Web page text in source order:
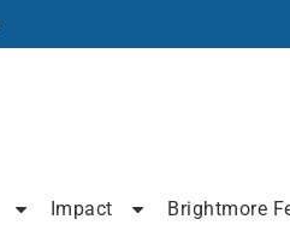
Impact Brightmore